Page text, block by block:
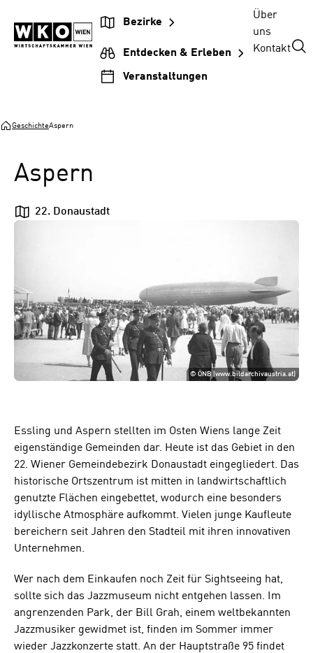
Inhalt
springen
Hauptnavigation
springen
Footer
springen
Bezirke
Entdecken & Erleben
Veranstaltungen
Über
uns
Kontakt
GeschichteAspern
Aspern
22. Donaustadt
©ÖNB (www.bildarchivaustria.at)
Essling und Aspern stellten im Osten Wiens lange Zeit
eigenständige Gemeinden dar. Heute ist das Gebiet in den
22. Wiener Gemeindebezirk Donaustadt eingegliedert. Das
historische Ortszentrum ist mitten in landwirtschaftlich
genutzte Flächen eingebettet, wodurch eine besonders
idyllische Atmosphäre aufkommt. Vielen junge Kaufleute
bereichern seit Jahren den Stadteil mit ihren innovativen
Unternehmen.
Wer nach dem Einkaufen noch Zeit für Sightseeing hat,
sollte sich das Jazzmuseum nicht entgehen lassen. Im
angrenzenden Park, der Bill Grah, einem weltbekannten
Jazzmusiker gewidmet ist, finden im Sommer immer
wieder Jazzkonzerte statt. An der Hauptstraße 95 findet